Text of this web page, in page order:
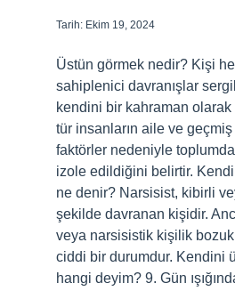
Tarih: Ekim 19, 2024
Üstün görmek nedir? Kişi
sahiplenici davranışlar
kendini bir kahraman olarak
tür insanların aile ve geçmiş
faktörler nedeniyle
izole edildiğini belirtir.
ne denir? Narsisist, kibirli
şekilde davranan kişidir.
veya narsisistik kişilik
ciddi bir durumdur. Kendini
hangi deyim? 9. Gün